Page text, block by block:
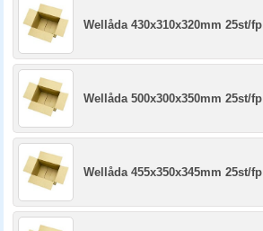
Wellåda 430x310x320mm 25st/fp
Wellåda 500x300x350mm 25st/fp
Wellåda 455x350x345mm 25st/fp